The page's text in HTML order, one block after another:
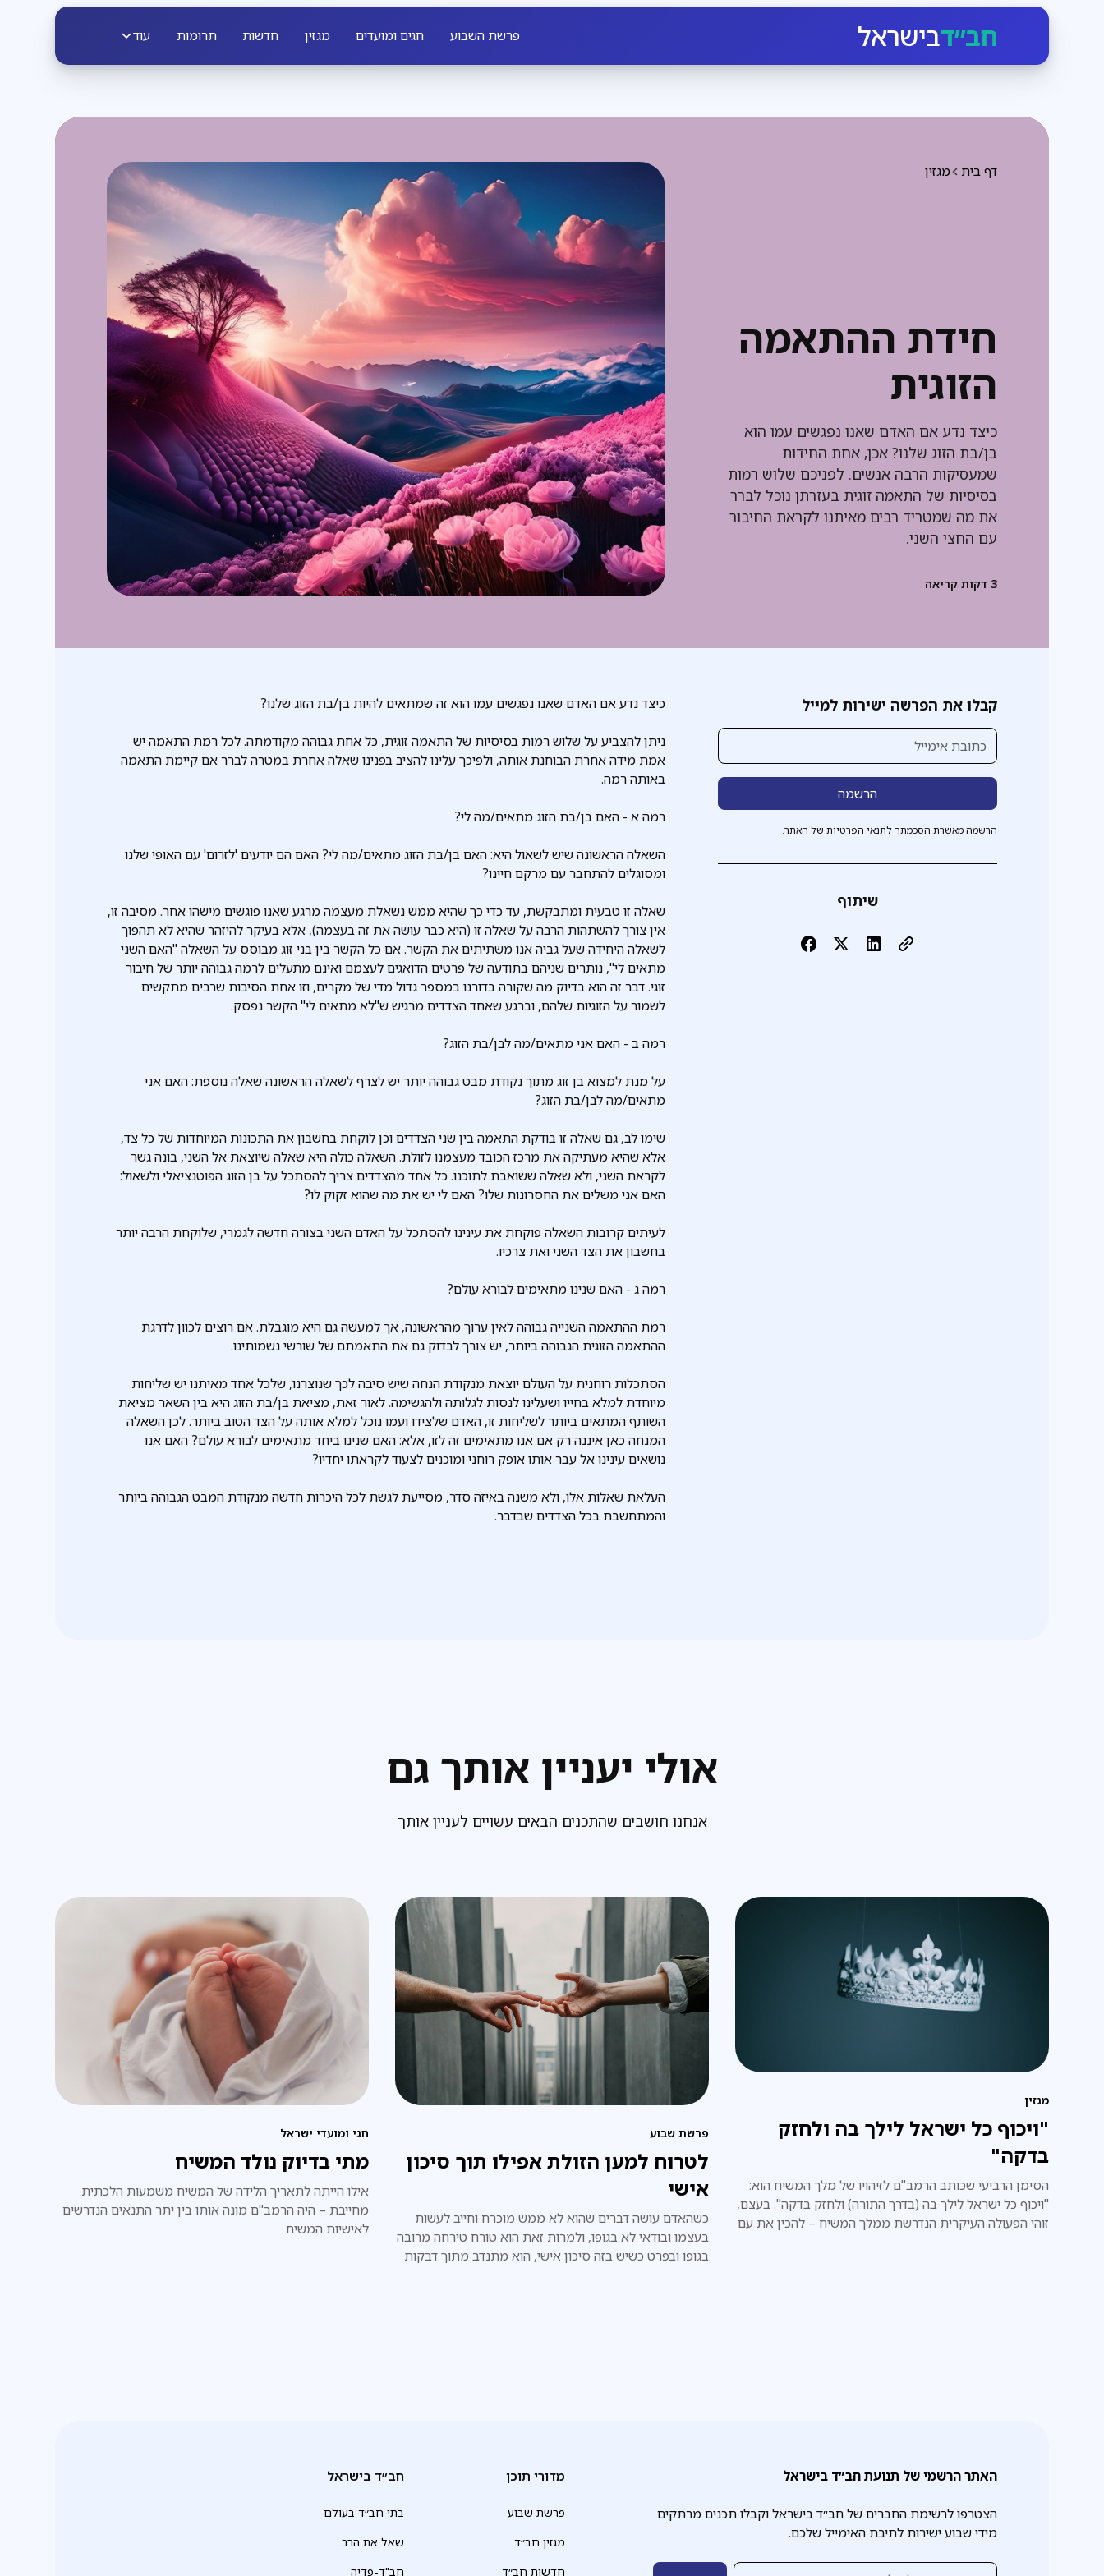
חב״דבישראל פרשת השבוע חגים ומועדים מגזין חדשות תרומות עוד
מגזין דף בית
חידת ההתאמה
הזוגית
כיצד נדע אם האדם שאנו נפגשים עמו הוא
בן/בת הזוג שלנו? אכן, אחת החידות
שמעסיקות הרבה אנשים. לפניכם שלוש רמות
בסיסיות של התאמה זוגית בעזרתן נוכל לברר
את מה שמטריד רבים מאיתנו לקראת החיבור
עם החצי השני.
3 דקות קריאה
קבלו את הפרשה ישירות למייל
הרשמה מאשרת הסכמתך לתנאי הפרטיות של האתר.
שיתוף
כיצד נדע אם האדם שאנו נפגשים עמו הוא זה שמתאים להיות בן/בת הזוג שלנו?
ניתן להצביע על שלוש רמות בסיסיות של התאמה זוגית, כל אחת גבוהה מקודמתה. לכל רמת התאמה יש
אמת מידה אחרת הבוחנת אותה, ולפיכך עלינו להציב בפנינו שאלה אחרת במטרה לברר אם קיימת התאמה
באותה רמה.
רמה א - האם בן/בת הזוג מתאים/מה לי?
השאלה הראשונה שיש לשאול היא: האם בן/בת הזוג מתאים/מה לי? האם הם יודעים 'לזרום' עם האופי שלנו
ומסוגלים להתחבר עם מרקם חיינו?
שאלה זו טבעית ומתבקשת, עד כדי כך שהיא ממש נשאלת מעצמה מרגע שאנו פוגשים מישהו אחר. מסיבה זו,
אין צורך להשתהות הרבה על שאלה זו (היא כבר עושה את זה בעצמה), אלא בעיקר להיזהר שהיא לא תהפוך
לשאלה היחידה שעל גביה אנו משתיתים את הקשר. אם כל הקשר בין בני זוג מבוסס על השאלה "האם השני
מתאים לי", נותרים שניהם בתודעה של פרטים הדואגים לעצמם ואינם מתעלים לרמה גבוהה יותר של חיבור
זוגי. דבר זה הוא בדיוק מה שקורה בדורנו במספר גדול מדי של מקרים, וזו אחת הסיבות שרבים מתקשים
לשמור על הזוגיות שלהם, וברגע שאחד הצדדים מרגיש ש"לא מתאים לי" הקשר נפסק.
רמה ב - האם אני מתאים/מה לבן/בת הזוג?
על מנת למצוא בן זוג מתוך נקודת מבט גבוהה יותר יש לצרף לשאלה הראשונה שאלה נוספת: האם אני
מתאים/מה לבן/בת הזוג?
שימו לב, גם שאלה זו בודקת התאמה בין שני הצדדים וכן לוקחת בחשבון את התכונות המיוחדות של כל צד,
אלא שהיא מעתיקה את מרכז הכובד מעצמנו לזולת. השאלה כולה היא שאלה שיוצאת אל השני, בונה גשר
לקראת השני, ולא שאלה ששואבת לתוכנו. כל אחד מהצדדים צריך להסתכל על בן הזוג הפוטנציאלי ולשאול:
האם אני משלים את החסרונות שלו? האם לי יש את מה שהוא זקוק לו?
לעיתים קרובות השאלה פוקחת את עינינו להסתכל על האדם השני בצורה חדשה לגמרי, שלוקחת הרבה יותר
בחשבון את הצד השני ואת צרכיו.
רמה ג - האם שנינו מתאימים לבורא עולם?
רמת ההתאמה השנייה גבוהה לאין ערוך מהראשונה, אך למעשה גם היא מוגבלת. אם רוצים לכוון לדרגת
ההתאמה הזוגית הגבוהה ביותר, יש צורך לבדוק גם את התאמתם של שורשי נשמותינו.
הסתכלות רוחנית על העולם יוצאת מנקודת הנחה שיש סיבה לכך שנוצרנו, שלכל אחד מאיתנו יש שליחות
מיוחדת למלא בחייו ושעלינו לנסות לגלותה ולהגשימה. לאור זאת, מציאת בן/בת הזוג היא בין השאר מציאת
השותף המתאים ביותר לשליחות זו, האדם שלצידו ועמו נוכל למלא אותה על הצד הטוב ביותר. לכן השאלה
המנחה כאן איננה רק אם אנו מתאימים זה לזו, אלא: האם שנינו ביחד מתאימים לבורא עולם? האם אנו
נושאים עינינו אל עבר אותו אופק רוחני ומוכנים לצעוד לקראתו יחדיו?
העלאת שאלות אלו, ולא משנה באיזה סדר, מסייעת לגשת לכל היכרות חדשה מנקודת המבט הגבוהה ביותר
והמתחשבת בכל הצדדים שבדבר.
אולי יעניין אותך גם
אנחנו חושבים שהתכנים הבאים עשויים לעניין אותך
מגזין
"ויכוף כל ישראל לילך בה ולחזק
בדקה"
הסימן הרביעי שכותב הרמב"ם לזיהויו של מלך המשיח הוא:
"ויכוף כל ישראל לילך בה (בדרך התורה) ולחזק בדקה". בעצם,
זוהי הפעולה העיקרית הנדרשת ממלך המשיח – להכין את עם
פרשת שבוע
לטרוח למען הזולת אפילו תוך סיכון
אישי
כשהאדם עושה דברים שהוא לא ממש מוכרח וחייב לעשות
בעצמו ובודאי לא בגופו, ולמרות זאת הוא טורח טירחה מרובה
בגופו ובפרט כשיש בזה סיכון אישי, הוא מתנדב מתוך דבקות
חגי ומועדי ישראל
מתי בדיוק נולד המשיח
אילו הייתה לתאריך הלידה של המשיח משמעות הלכתית
מחייבת – היה הרמב"ם מונה אותו בין יתר התנאים הנדרשים
לאישיות המשיח
האתר הרשמי של תנועת חב״ד בישראל
הצטרפו לרשימת החברים של חב״ד בישראל וקבלו תכנים מרתקים
מידי שבוע ישירות לתיבת האימייל שלכם.
מדורי תוכן
פרשת שבוע
מגזין חב״ד
חדשות חב״ד
חב״ד בישראל
בתי חב״ד בעולם
שאל את הרב
חב"ד-פדיה